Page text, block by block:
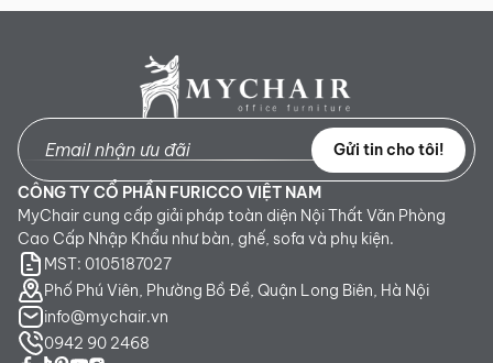
Gửi tin cho tôi!
CÔNG TY CỔ PHẦN FURICCO VIỆT NAM
MyChair cung cấp giải pháp toàn diện Nội Thất Văn Phòng
Cao Cấp Nhập Khẩu như bàn, ghế, sofa và phụ kiện.
MST: 0105187027
Phố Phú Viên, Phường Bồ Đề, Quận Long Biên, Hà Nội
info@mychair.vn
0942 90 2468